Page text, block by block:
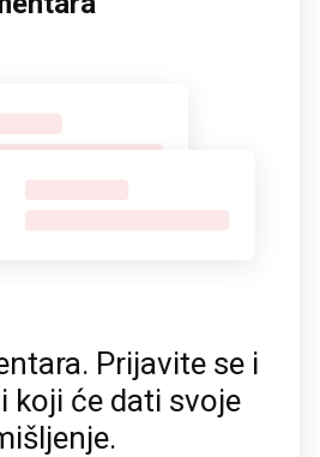
Prijavite se i
koji će dati svoje